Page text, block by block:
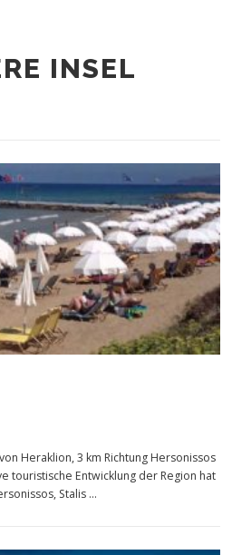
INSEL
Heraklion, 3 km Richtung Hersonissos
touristische Entwicklung der Region hat
Stalis …